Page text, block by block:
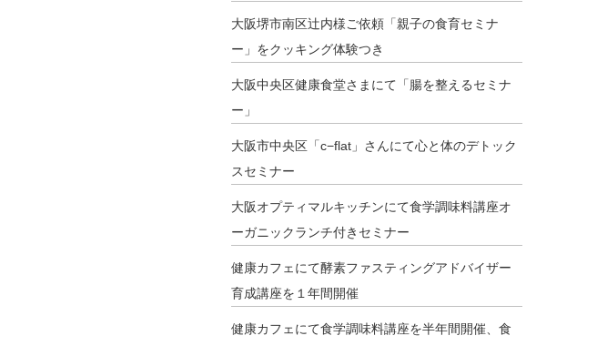
大阪堺市南区辻内様ご依頼「親子の食育セミナ
ー」をクッキング体験つき
大阪中央区健康食堂さまにて「腸を整えるセミナ
ー」
大阪市中央区「c−flat」さんにて心と体のデトック
スセミナー
大阪オプティマルキッチンにて食学調味料講座オ
ーガニックランチ付きセミナー
健康カフェにて酵素ファスティングアドバイザー
育成講座を１年間開催
健康カフェにて食学調味料講座を半年間開催、食